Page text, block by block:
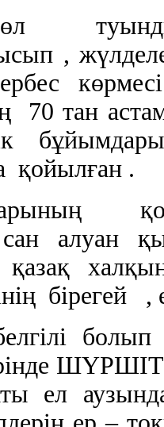
,
70 тан
қойылған .
алуан
қазақ
бірегей
ел